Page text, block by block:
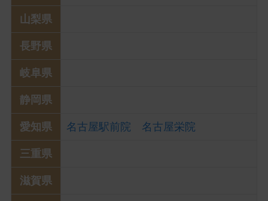
山梨県
長野県
岐阜県
静岡県
愛知県 名古屋駅前院 名古屋栄院
三重県
滋賀県